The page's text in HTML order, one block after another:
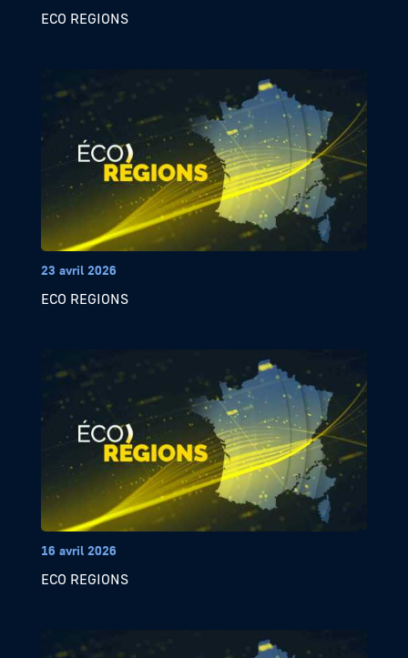
ECO REGIONS
23 avril 2026
ECO REGIONS
16 avril 2026
ECO REGIONS